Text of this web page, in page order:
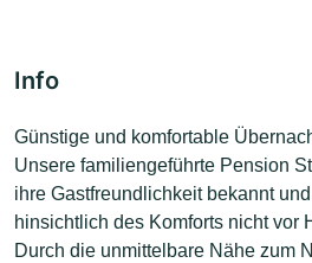
Info
Günstige und komfortable
Unsere familiengeführte Pension
ihre Gastfreundlichkeit bekannt
hinsichtlich des Komforts nicht vor
Durch die unmittelbare Nähe zum